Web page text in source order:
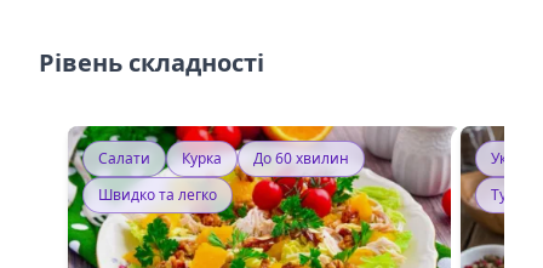
Рівень складності
Салати Курка
До 60 хвилин
Швидко та легко